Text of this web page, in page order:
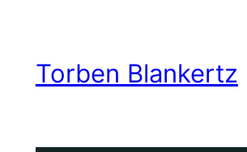
Torben Blankertz